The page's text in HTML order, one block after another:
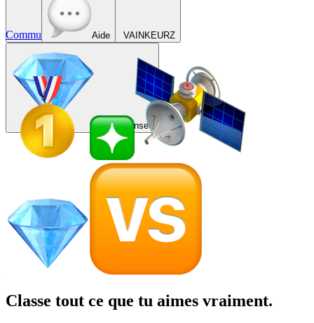
VAINKEURZ
Récompenses
Commu Aide
Classe tout ce que tu aimes vraiment.